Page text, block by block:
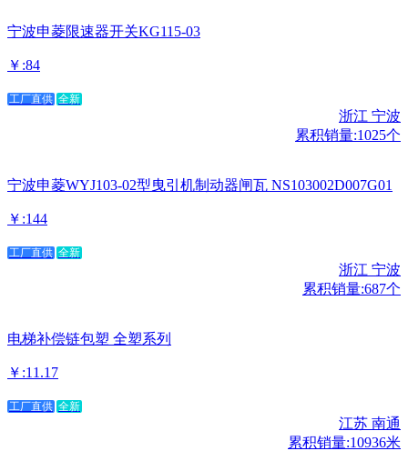
宁波申菱限速器开关KG115-03
￥:84
工厂直供 全新
浙江 宁波
累积销量:1025个
宁波申菱WYJ103-02型曳引机制动器闸瓦 NS103002D007G01
￥:144
工厂直供 全新
浙江 宁波
累积销量:687个
电梯补偿链包塑 全塑系列
￥:11.17
工厂直供 全新
江苏 南通
累积销量:10936米